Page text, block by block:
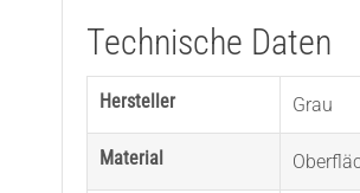
Technische Daten
Hersteller Grau
Material